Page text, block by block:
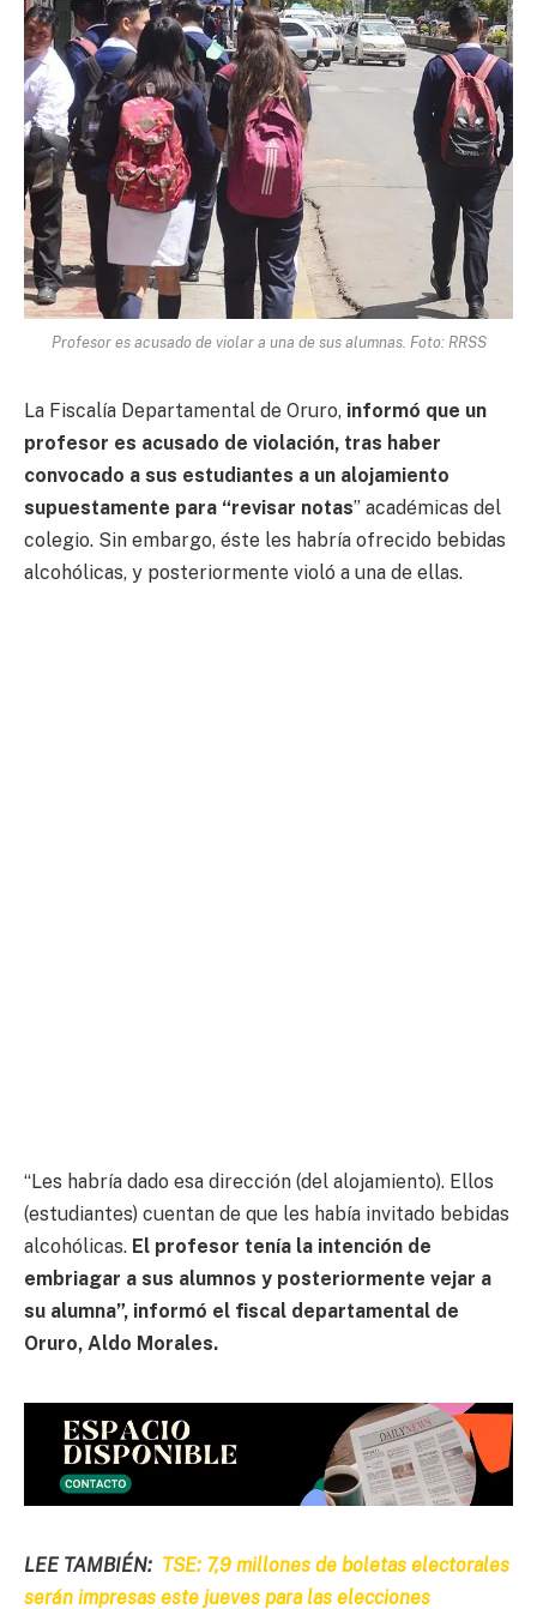
Profesor es acusado de violar a una de sus alumnas. Foto: RRSS
La Fiscalía Departamental de Oruro, informó que un
profesor es acusado de violación, tras haber
convocado a sus estudiantes a un alojamiento
supuestamente para “revisar notas” académicas del
colegio. Sin embargo, éste les habría ofrecido bebidas
alcohólicas, y posteriormente violó a una de ellas.
“Les habría dado esa dirección (del alojamiento). Ellos
(estudiantes) cuentan de que les había invitado bebidas
alcohólicas. El profesor tenía la intención de
embriagar a sus alumnos y posteriormente vejar a
su alumna”, informó el fiscal departamental de
Oruro, Aldo Morales.
LEE TAMBIÉN: TSE: 7,9 millones de boletas electorales
serán impresas este jueves para las elecciones